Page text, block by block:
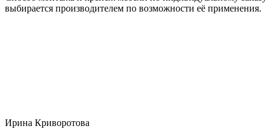
выбирается производителем по возможности её применения.
Ирина Криворотова